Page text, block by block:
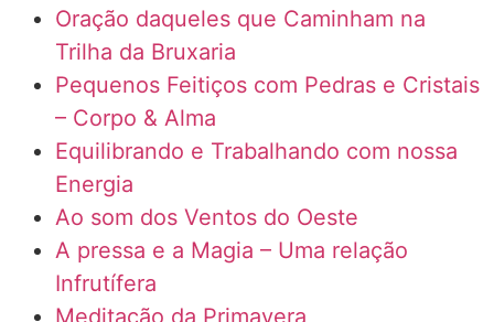
Oração daqueles que Caminham na
Trilha da Bruxaria
Pequenos Feitiços com Pedras e Cristais
– Corpo & Alma
Equilibrando e Trabalhando com nossa
Energia
Ao som dos Ventos do Oeste
A pressa e a Magia – Uma relação
Infrutífera
Meditação da Primavera